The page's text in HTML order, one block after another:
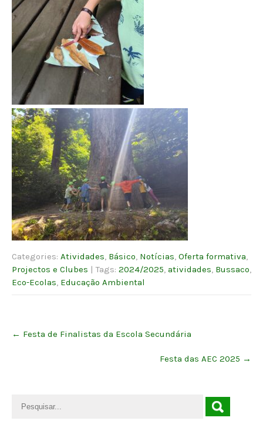
Categories: Atividades, Básico, Notícias, Oferta formativa,
Projectos e Clubes | Tags: 2024/2025, atividades, Bussaco,
Eco-Ecolas, Educação Ambiental
navigation
← Festa de Finalistas da Escola Secundária
Festa das AEC 2025 →